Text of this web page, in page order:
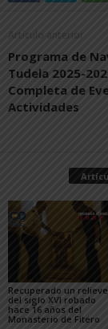
Artículo anterior
Programa de
Tudela 2025-
Completa de
Actividades
Recuperado un relieve
del siglo XVI robado
hace 16 años del
Monasterio de Fitero